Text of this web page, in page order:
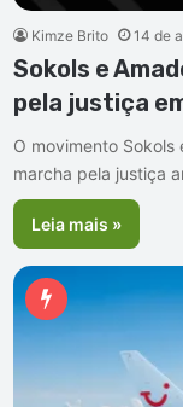
Kimze Brito 14 de
Sokols e
pela justiça
O movimento Sokols
marcha pela justiça
Leia mais »